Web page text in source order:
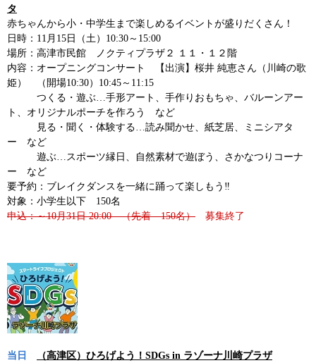
タ
赤ちゃんから小・中学生まで楽しめるイベントが盛りだくさん！
日時：11月15日（土）10:30～15:00
場所：高津市民館 ノクティプラザ２ １１・１２階
内容：オープニングコンサート 【出演】桜井 純恵さん（川崎の歌
姫） （開場10:30）10:45～11:15
つくる・遊ぶ…手形アート、手作りおもちゃ、バルーンアー
ト、オリジナルポーチを作ろう など
見る・聞く・体験する…読み聞かせ、紙芝居、ミニシアタ
ー など
遊ぶ…スポーツ縁日、自然素材で遊ぼう、さかなつりコーナ
ー など
要予約：ブレイクダンスを一緒に踊って楽しもう‼
対象：小学生以下 150名
申込：～10月31日 20:00 （先着 150名） 募集終了
当日
（高津区）ひろげよう！SDGs in ラゾーナ川崎プラザ